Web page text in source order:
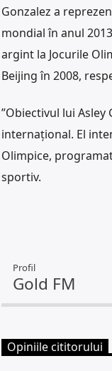
Gonzalez a
mondial în anul
argint la Jocurile
Beijing în 2008,
”Obiectivul lui
internațional. El
Olimpice,
sportiv.
Profil
Gold FM
Opiniile cititorului